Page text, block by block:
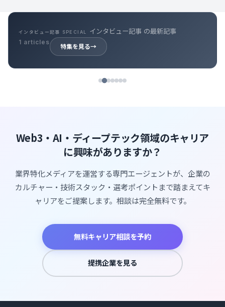
インタビュー記事 SPECIAL インタビュー記事 の最新記事
1 articles
特集を見る→
Web3・AI・ディープテック領域のキャリア
に興味がありますか？
業界特化メディアを運営する専門エージェントが、企業の
カルチャー・技術スタック・選考ポイントまで踏まえてキ
ャリアをご提案します。相談は完全無料です。
無料キャリア相談を予約
提携企業を見る